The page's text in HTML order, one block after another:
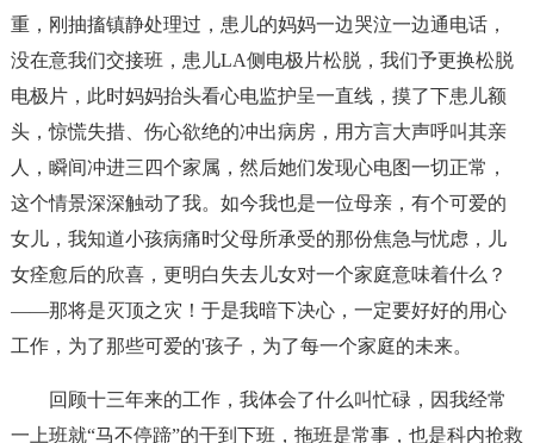
重，刚抽搐镇静处理过，患儿的妈妈一边哭泣一边通电话，
没在意我们交接班，患儿LA侧电极片松脱，我们予更换松脱
电极片，此时妈妈抬头看心电监护呈一直线，摸了下患儿额
头，惊慌失措、伤心欲绝的冲出病房，用方言大声呼叫其亲
人，瞬间冲进三四个家属，然后她们发现心电图一切正常，
这个情景深深触动了我。如今我也是一位母亲，有个可爱的
女儿，我知道小孩病痛时父母所承受的那份焦急与忧虑，儿
女痊愈后的欣喜，更明白失去儿女对一个家庭意味着什么？
——那将是灭顶之灾！于是我暗下决心，一定要好好的用心
工作，为了那些可爱的'孩子，为了每一个家庭的未来。
回顾十三年来的工作，我体会了什么叫忙碌，因我经常
一上班就“马不停蹄”的干到下班，拖班是常事，也是科内抢救